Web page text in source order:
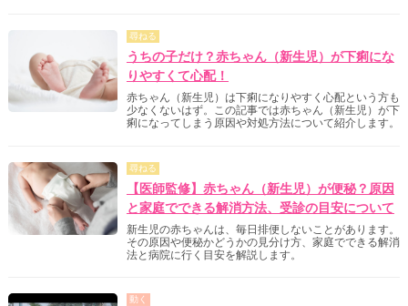
尋ねる
うちの子だけ？赤ちゃん（新生児）が下痢にな
りやすくて心配！
赤ちゃん（新生児）は下痢になりやすく心配という方も
少なくないはず。この記事では赤ちゃん（新生児）が下
痢になってしまう原因や対処方法について紹介します。
尋ねる
【医師監修】赤ちゃん（新生児）が便秘？原因
と家庭でできる解消方法、受診の目安について
新生児の赤ちゃんは、毎日排便しないことがあります。
その原因や便秘かどうかの見分け方、家庭でできる解消
法と病院に行く目安を解説します。
動く